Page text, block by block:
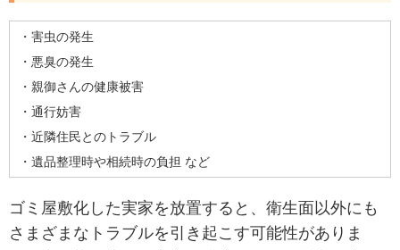
・害虫の発生
・悪臭の発生
・親御さんの健康被害
・通行妨害
・近隣住民とのトラブル
・遺品整理時や相続時の負担 など
ゴミ屋敷化した実家を放置すると、衛生面以外にも
さまざまなトラブルを引き起こす可能性がありま